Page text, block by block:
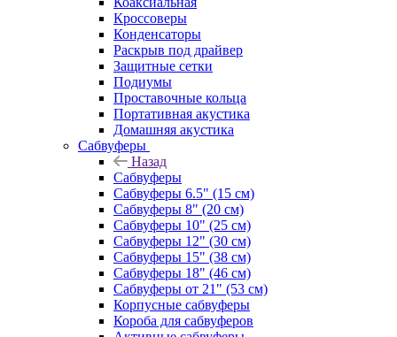
Кроссоверы
Конденсаторы
Раскрыв под драйвер
Защитные сетки
Подиумы
Проставочные кольца
Портативная акустика
Домашняя акустика
Сабвуферы
Назад
Сабвуферы
Сабвуферы 6.5" (15 см)
Сабвуферы 8" (20 см)
Сабвуферы 10" (25 см)
Сабвуферы 12" (30 см)
Сабвуферы 15" (38 см)
Сабвуферы 18" (46 см)
Сабвуферы от 21" (53 см)
Корпусные сабвуферы
Короба для сабвуферов